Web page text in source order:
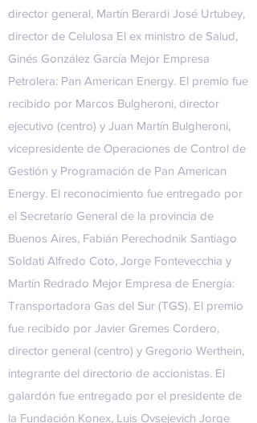
director general, Martín Berardi José Urtubey,
director de Celulosa El ex ministro de Salud,
Ginés González García Mejor Empresa
Petrolera: Pan American Energy. El premio fue
recibido por Marcos Bulgheroni, director
ejecutivo (centro) y Juan Martín Bulgheroni,
vicepresidente de Operaciones de Control de
Gestión y Programación de Pan American
Energy. El reconocimiento fue entregado por
el Secretario General de la provincia de
Buenos Aires, Fabián Perechodnik Santiago
Soldati Alfredo Coto, Jorge Fontevecchia y
Martín Redrado Mejor Empresa de Energía:
Transportadora Gas del Sur (TGS). El premio
fue recibido por Javier Gremes Cordero,
director general (centro) y Gregorio Werthein,
integrante del directorio de accionistas. El
galardón fue entregado por el presidente de
la Fundación Konex, Luis Ovsejevich Jorge